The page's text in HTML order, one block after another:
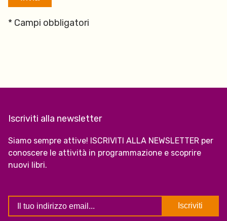
* Campi obbligatori
Iscriviti alla newsletter
Siamo sempre attive! ISCRIVITI ALLA NEWSLETTER per
conoscere le attività in programmazione e scoprire
nuovi libri.